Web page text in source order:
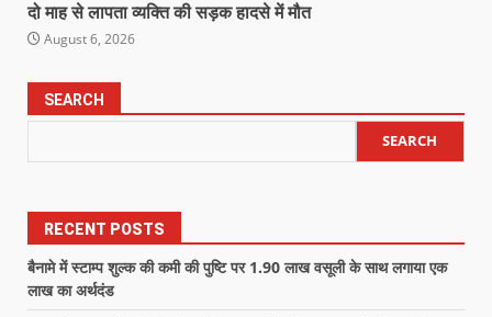
दो माह से लापता व्यक्ति की सड़क हादसे में मौत
August 6, 2026
SEARCH
SEARCH
RECENT POSTS
बैनामे में स्टाम्प शुल्क की कमी की पुष्टि पर 1.90 लाख वसूली के साथ लगाया एक
लाख का अर्थदंड